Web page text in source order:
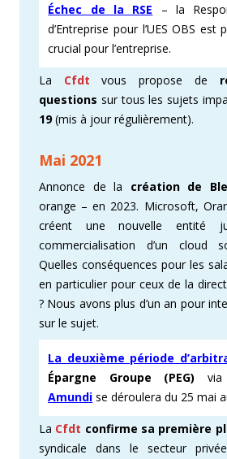
Échec de la RSE – la
d’Entreprise pour l’UES OBS
crucial pour l’entreprise.
La Cfdtvous propose de
questions sur tous les sujets
19(mis à jour régulièrement).
Mai 2021
Annonce de la création de
orange – en 2023. Microsoft,
créent une nouvelle entité
commercialisation d’un cloud
Quelles conséquences pour les
en particulier pour ceux de la
? Nous avons plus d’un an pour
sur le sujet.
La deuxième période
Épargne Groupe (PEG) via
Amundi se déroulera du 25 mai
La Cfdt confirme sa première
syndicale dans le secteur